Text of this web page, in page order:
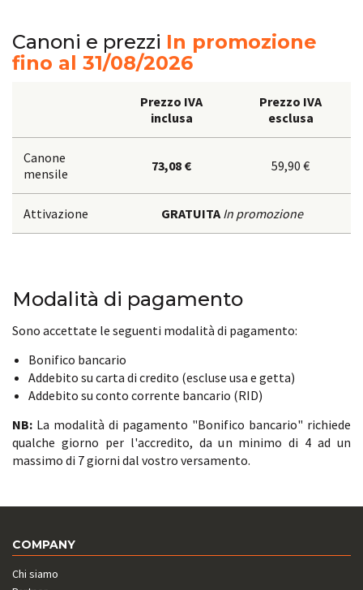
Canoni e prezzi In promozione
fino al 31/08/2026
Prezzo IVA
inclusa
Prezzo IVA
esclusa
Canone
mensile
73,08 € 59,90 €
Attivazione GRATUITA In promozione
Modalità di pagamento
Sono accettate le seguenti modalità di pagamento:
Bonifico bancario
Addebito su carta di credito (escluse usa e getta)
Addebito su conto corrente bancario (RID)
NB: La modalità di pagamento "Bonifico bancario" richiede
qualche giorno per l'accredito, da un minimo di 4 ad un
massimo di 7 giorni dal vostro versamento.
COMPANY
Chi siamo